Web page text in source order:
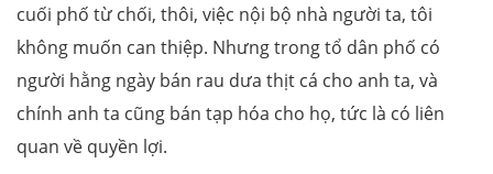
cuối phố từ chối, thôi, việc nội bộ nhà người ta, tôi
không muốn can thiệp. Nhưng trong tổ dân phố có
người hằng ngày bán rau dưa thịt cá cho anh ta, và
chính anh ta cũng bán tạp hóa cho họ, tức là có liên
quan về quyền lợi.